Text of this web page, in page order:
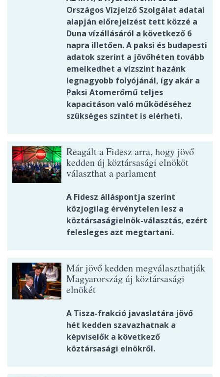
Országos Vízjelző Szolgálat adatai
alapján előrejelzést tett közzé a
Duna vízállásáról a következő 6
napra illetően. A paksi és budapesti
adatok szerint a jövőhéten tovább
emelkedhet a vízszint hazánk
legnagyobb folyójánál, így akár a
Paksi Atomerőmű teljes
kapacitáson való működéséhez
szükséges szintet is elérheti.
Reagált a Fidesz arra, hogy jövő
kedden új köztársasági elnököt
választhat a parlament
A Fidesz álláspontja szerint
közjogilag érvénytelen lesz a
köztársaságielnök-választás, ezért
felesleges azt megtartani.
Már jövő kedden megválaszthatják
Magyarország új köztársasági
elnökét
A Tisza-frakció javaslatára jövő
hét kedden szavazhatnak a
képviselők a következő
köztársasági elnökről.